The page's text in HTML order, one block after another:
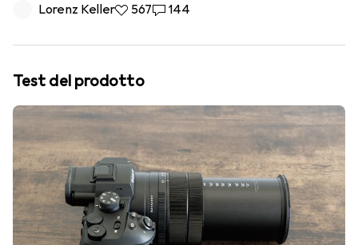
Lorenz Keller567 like
567144 commenti
144
Test del prodotto